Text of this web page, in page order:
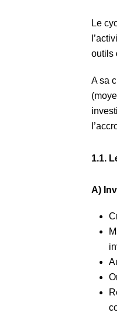
Le
outils
A sa
1.1.
A)